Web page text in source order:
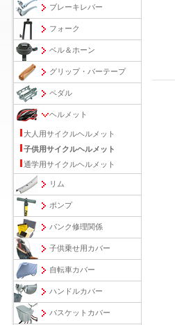
ブレーキレバー
フォーク
ベル＆ホーン
グリップ・バーテープ
ペダル
ヘルメット
大人用サイクルヘルメット
子供用サイクルヘルメット
通学用サイクルヘルメット
リム
ポンプ
パンク修理関係
子供乗せ用カバー
自転車カバー
ハンドルカバー
バスケットカバー